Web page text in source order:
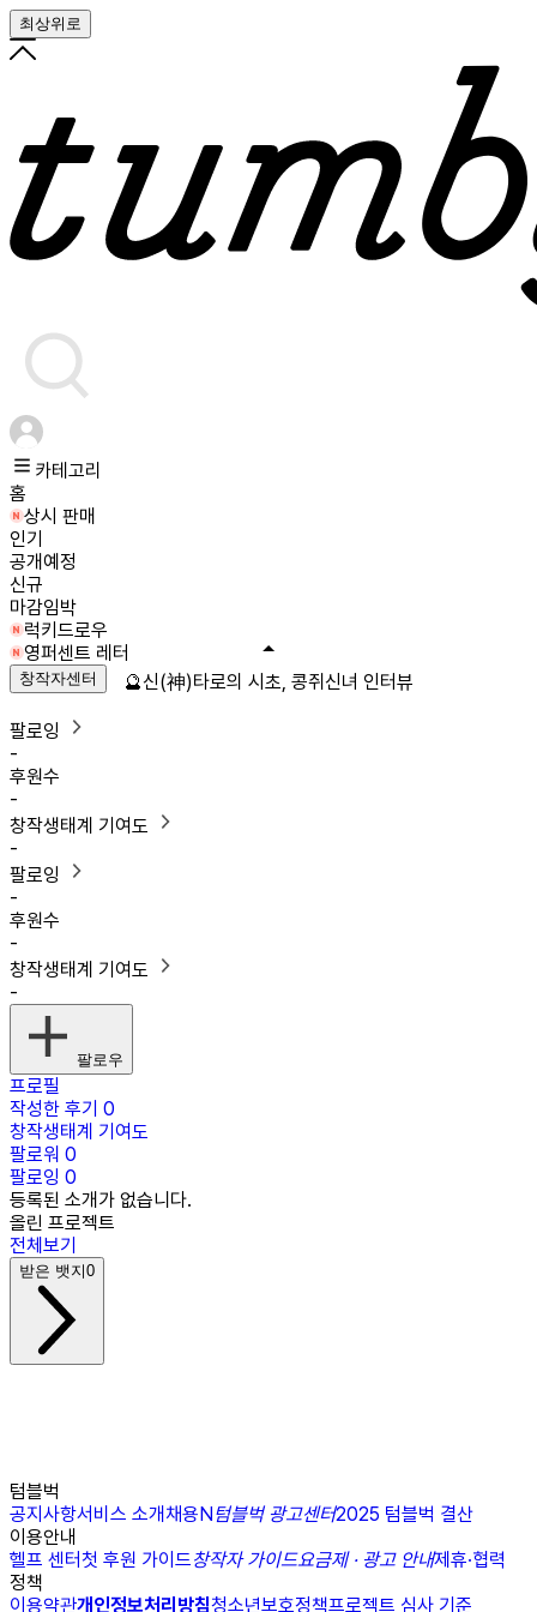
최상위로
카테고리
홈
상시 판매
인기
공개예정
신규
마감임박
럭키드로우
영퍼센트 레터
창작자센터
팔로잉
-
후원수
-
창작생태계 기여도
-
팔로잉
-
후원수
-
창작생태계 기여도
-
팔로우
프로필
작성한 후기 0
창작생태계 기여도
팔로워 0
팔로잉 0
등록된 소개가 없습니다.
올린 프로젝트
전체보기
받은 뱃지0
텀블벅
공지사항서비스 소개채용N텀블벅 광고센터2025 텀블벅 결산
이용안내
헬프 센터첫 후원 가이드창작자 가이드요금제 · 광고 안내제휴·협력
정책
이용약관개인정보처리방침청소년보호정책프로젝트 심사 기준
🔮신(神)타로의 시초, 콩쥐신녀 인터뷰